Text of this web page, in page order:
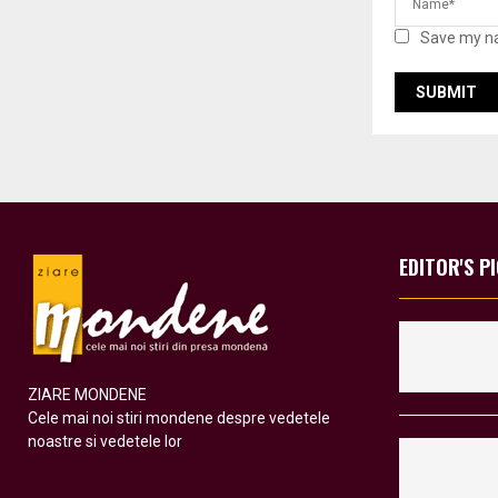
Save my
ZIARE MONDENE
Cele mai noi stiri mondene despre vedetele
noastre si vedetele lor
EDITOR'S